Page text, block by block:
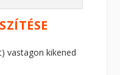
vastagon kikened